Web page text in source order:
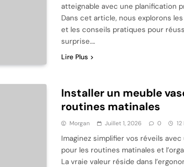
atteignable avec une planification
Dans cet article, nous explorons
et les conseils pratiques pour
surprise….
Lire Plus
Installer un meuble
routines matinales
Morgan Juillet 1, 2026 0
Imaginez simplifier vos réveils
pour les routines matinales et
La vraie valeur réside dans